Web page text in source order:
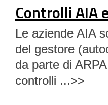
Controlli AIA
Le aziende AIA
del gestore
da parte di
controlli ...>>